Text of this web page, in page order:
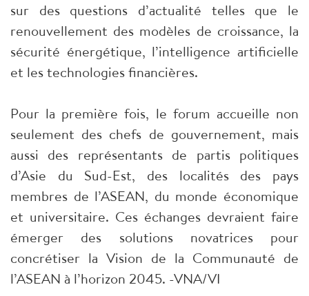
sur des questions d’actualité telles que le
renouvellement des modèles de croissance, la
sécurité énergétique, l’intelligence artificielle
et les technologies financières.
Pour la première fois, le forum accueille non
seulement des chefs de gouvernement, mais
aussi des représentants de partis politiques
d’Asie du Sud-Est, des localités des pays
membres de l’ASEAN, du monde économique
et universitaire. Ces échanges devraient faire
émerger des solutions novatrices pour
concrétiser la Vision de la Communauté de
l’ASEAN à l’horizon 2045. -VNA/VI